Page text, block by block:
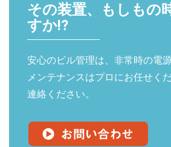
その装置、もしもの
すか!?
安心のビル管理は、非常時の電
メンテナンスはプロにお任せく
連絡ください。